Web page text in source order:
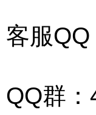
客服QQ
QQ群